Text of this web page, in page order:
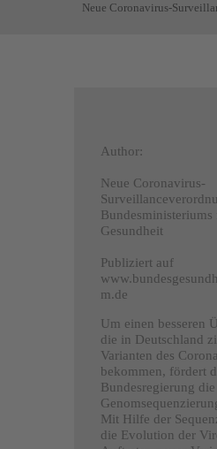
Neue Coronavirus-
Author:
Neue Coronavirus-
Bundesministeriums
Gesundheit
Publiziert auf
m.de
Um einen besseren
die in Deutschland
Varianten des
bekommen, fördert
Bundesregierung
Mit Hilfe der
die Evolution der